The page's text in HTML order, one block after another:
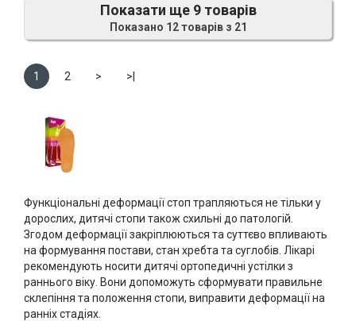
Показати ще 9 товарів
Показано 12 товарів з 21
1 2 > >|
Функціональні деформації стоп трапляються не тільки у
дорослих, дитячі стопи також схильні до патологій.
Згодом деформації закріплюються та суттєво впливають
на формування постави, стан хребта та суглобів. Лікарі
рекомендують носити дитячі ортопедичні устілки з
раннього віку. Вони допоможуть сформувати правильне
склепіння та положення стопи, виправити деформації на
ранніх стадіях.